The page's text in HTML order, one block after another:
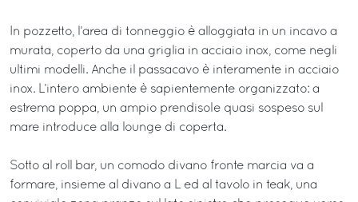
In pozzetto, l’area di tonneggio è alloggiata in un incavo a
murata, coperto da una griglia in acciaio inox, come negli
ultimi modelli. Anche il passacavo è interamente in acciaio
inox. L’intero ambiente è sapientemente organizzato: a
estrema poppa, un ampio prendisole quasi sospeso sul
mare introduce alla lounge di coperta.
Sotto al roll bar, un comodo divano fronte marcia va a
formare, insieme al divano a L ed al tavolo in teak, una